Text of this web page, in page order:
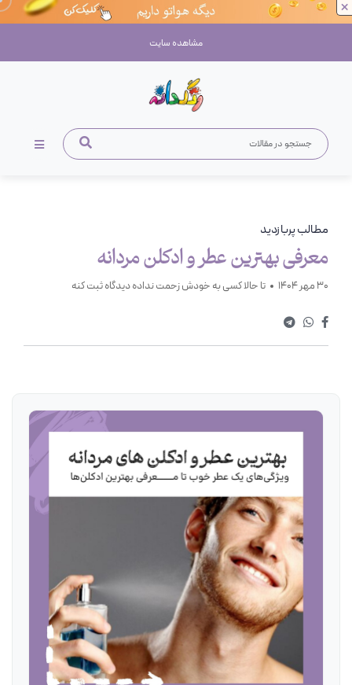
×
مشاهده سایت
مطالب پربازدید
معرفی بهترین عطر و ادکلن مردانه
30 مهر 1404 تا حالا کسی به خودش زحمت نداده دیدگاه ثبت کنه